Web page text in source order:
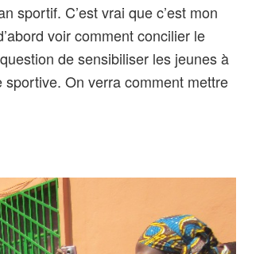
sportif. C’est vrai que c’est mon
voir comment concilier le
de sensibiliser les jeunes à
sportive. On verra comment mettre